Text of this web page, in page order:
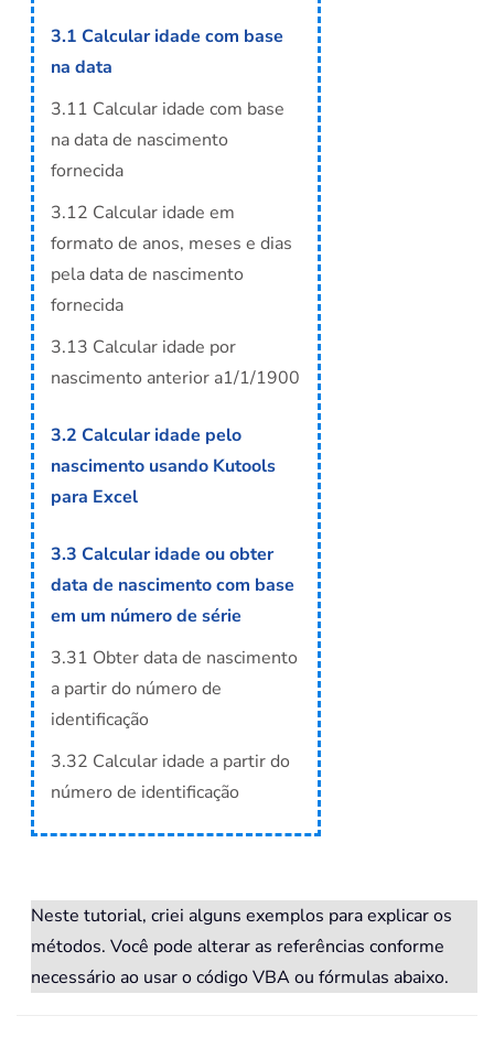
3.1 Calcular idade com base
na data
3.11 Calcular idade com base
na data de nascimento
fornecida
3.12 Calcular idade em
formato de anos, meses e dias
pela data de nascimento
fornecida
3.13 Calcular idade por
nascimento anterior a1/1/1900
3.2 Calcular idade pelo
nascimento usando Kutools
para Excel
3.3 Calcular idade ou obter
data de nascimento com base
em um número de série
3.31 Obter data de nascimento
a partir do número de
identificação
3.32 Calcular idade a partir do
número de identificação
Neste tutorial, criei alguns exemplos para explicar os
métodos. Você pode alterar as referências conforme
necessário ao usar o código VBA ou fórmulas abaixo.